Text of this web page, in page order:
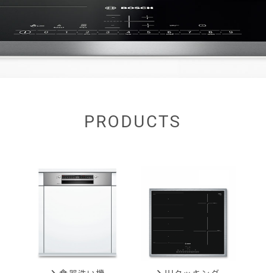
PRODUCTS